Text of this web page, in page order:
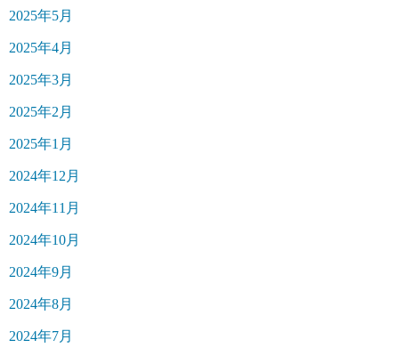
2025年5月
2025年4月
2025年3月
2025年2月
2025年1月
2024年12月
2024年11月
2024年10月
2024年9月
2024年8月
2024年7月